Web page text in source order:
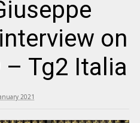
on
– Tg2 Italia
2021